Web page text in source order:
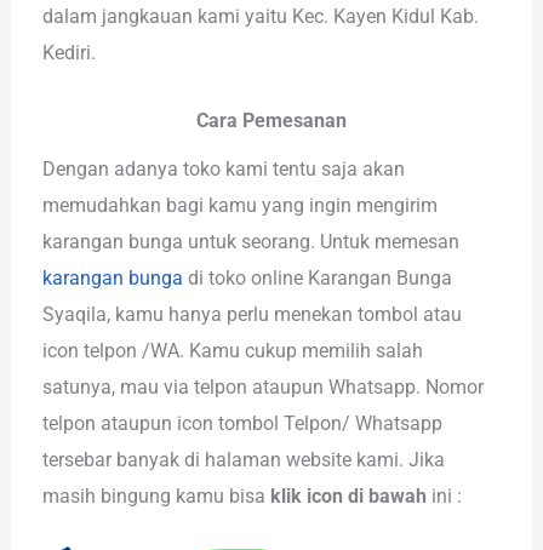
dalam jangkauan kami yaitu Kec. Kayen Kidul Kab.
Kediri.
Cara Pemesanan
Dengan adanya toko kami tentu saja akan
memudahkan bagi kamu yang ingin mengirim
karangan bunga untuk seorang. Untuk memesan
karangan bunga di toko online Karangan Bunga
Syaqila, kamu hanya perlu menekan tombol atau
icon telpon /WA. Kamu cukup memilih salah
satunya, mau via telpon ataupun Whatsapp. Nomor
telpon ataupun icon tombol Telpon/ Whatsapp
tersebar banyak di halaman website kami. Jika
masih bingung kamu bisa klik icon di bawah ini :